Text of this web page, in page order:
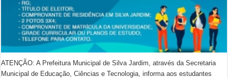
ATENÇÃO: A Prefeitura Municipal de Silva Jardim, através da Secretaria
Municipal de Educação, Ciências e Tecnologia, informa aos estudantes